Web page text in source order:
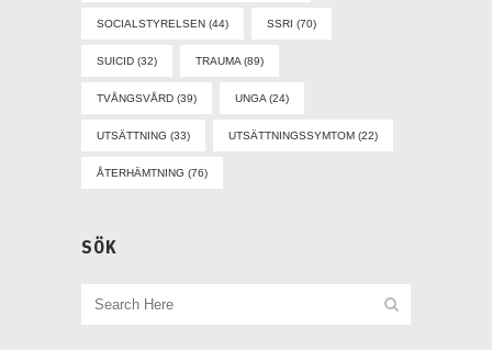
SOCIALSTYRELSEN (44) SSRI (70)
SUICID (32) TRAUMA (89)
TVÅNGSVÅRD (39) UNGA (24)
UTSÄTTNING (33) UTSÄTTNINGSSYMTOM (22)
ÅTERHÄMTNING (76)
SÖK